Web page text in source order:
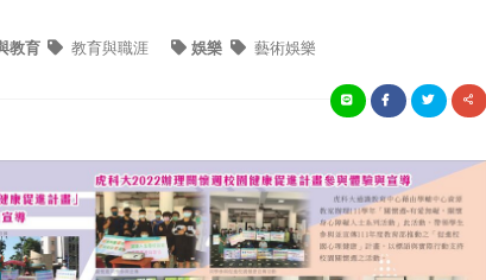
教育 教育與職涯 娛樂 藝術娛樂